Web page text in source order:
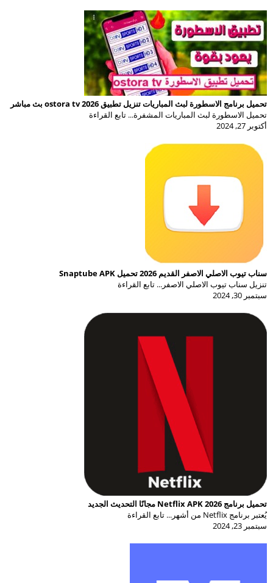
تحميل برنامج الاسطورة لبث المباريات تنزيل تطبيق ostora tv 2026 بث مباشر
تحميل الاسطورة لبث المباريات المشفرة... تابع القراءة
أكتوبر 27, 2024
سناب تيوب الاصلي الاصفر القديم 2026 تحميل Snaptube APK
تنزيل سناب تيوب الاصلي الاصفر... تابع القراءة
سبتمبر 30, 2024
تحميل برنامج Netflix APK 2026 مجانًا التحديث الجديد
يُعتبر برنامج Netflix من أشهر... تابع القراءة
سبتمبر 23, 2024